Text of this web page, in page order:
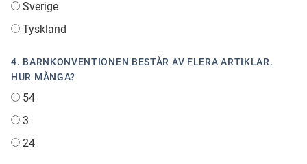
Sverige
Tyskland
4. BARNKONVENTIONEN BESTÅR AV FLERA ARTIKLAR.
HUR MÅNGA?
54
3
24